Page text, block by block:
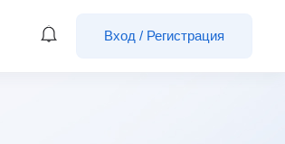
Вход / Регистрация